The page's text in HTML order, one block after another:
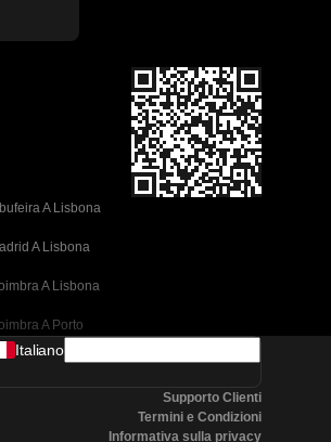
A Lisbona
A Lisbona
A Lisbona
A Porto
A Barcellona
Italiano
Supporto Clienti
Termini e Condizioni
Informativa sulla privacy